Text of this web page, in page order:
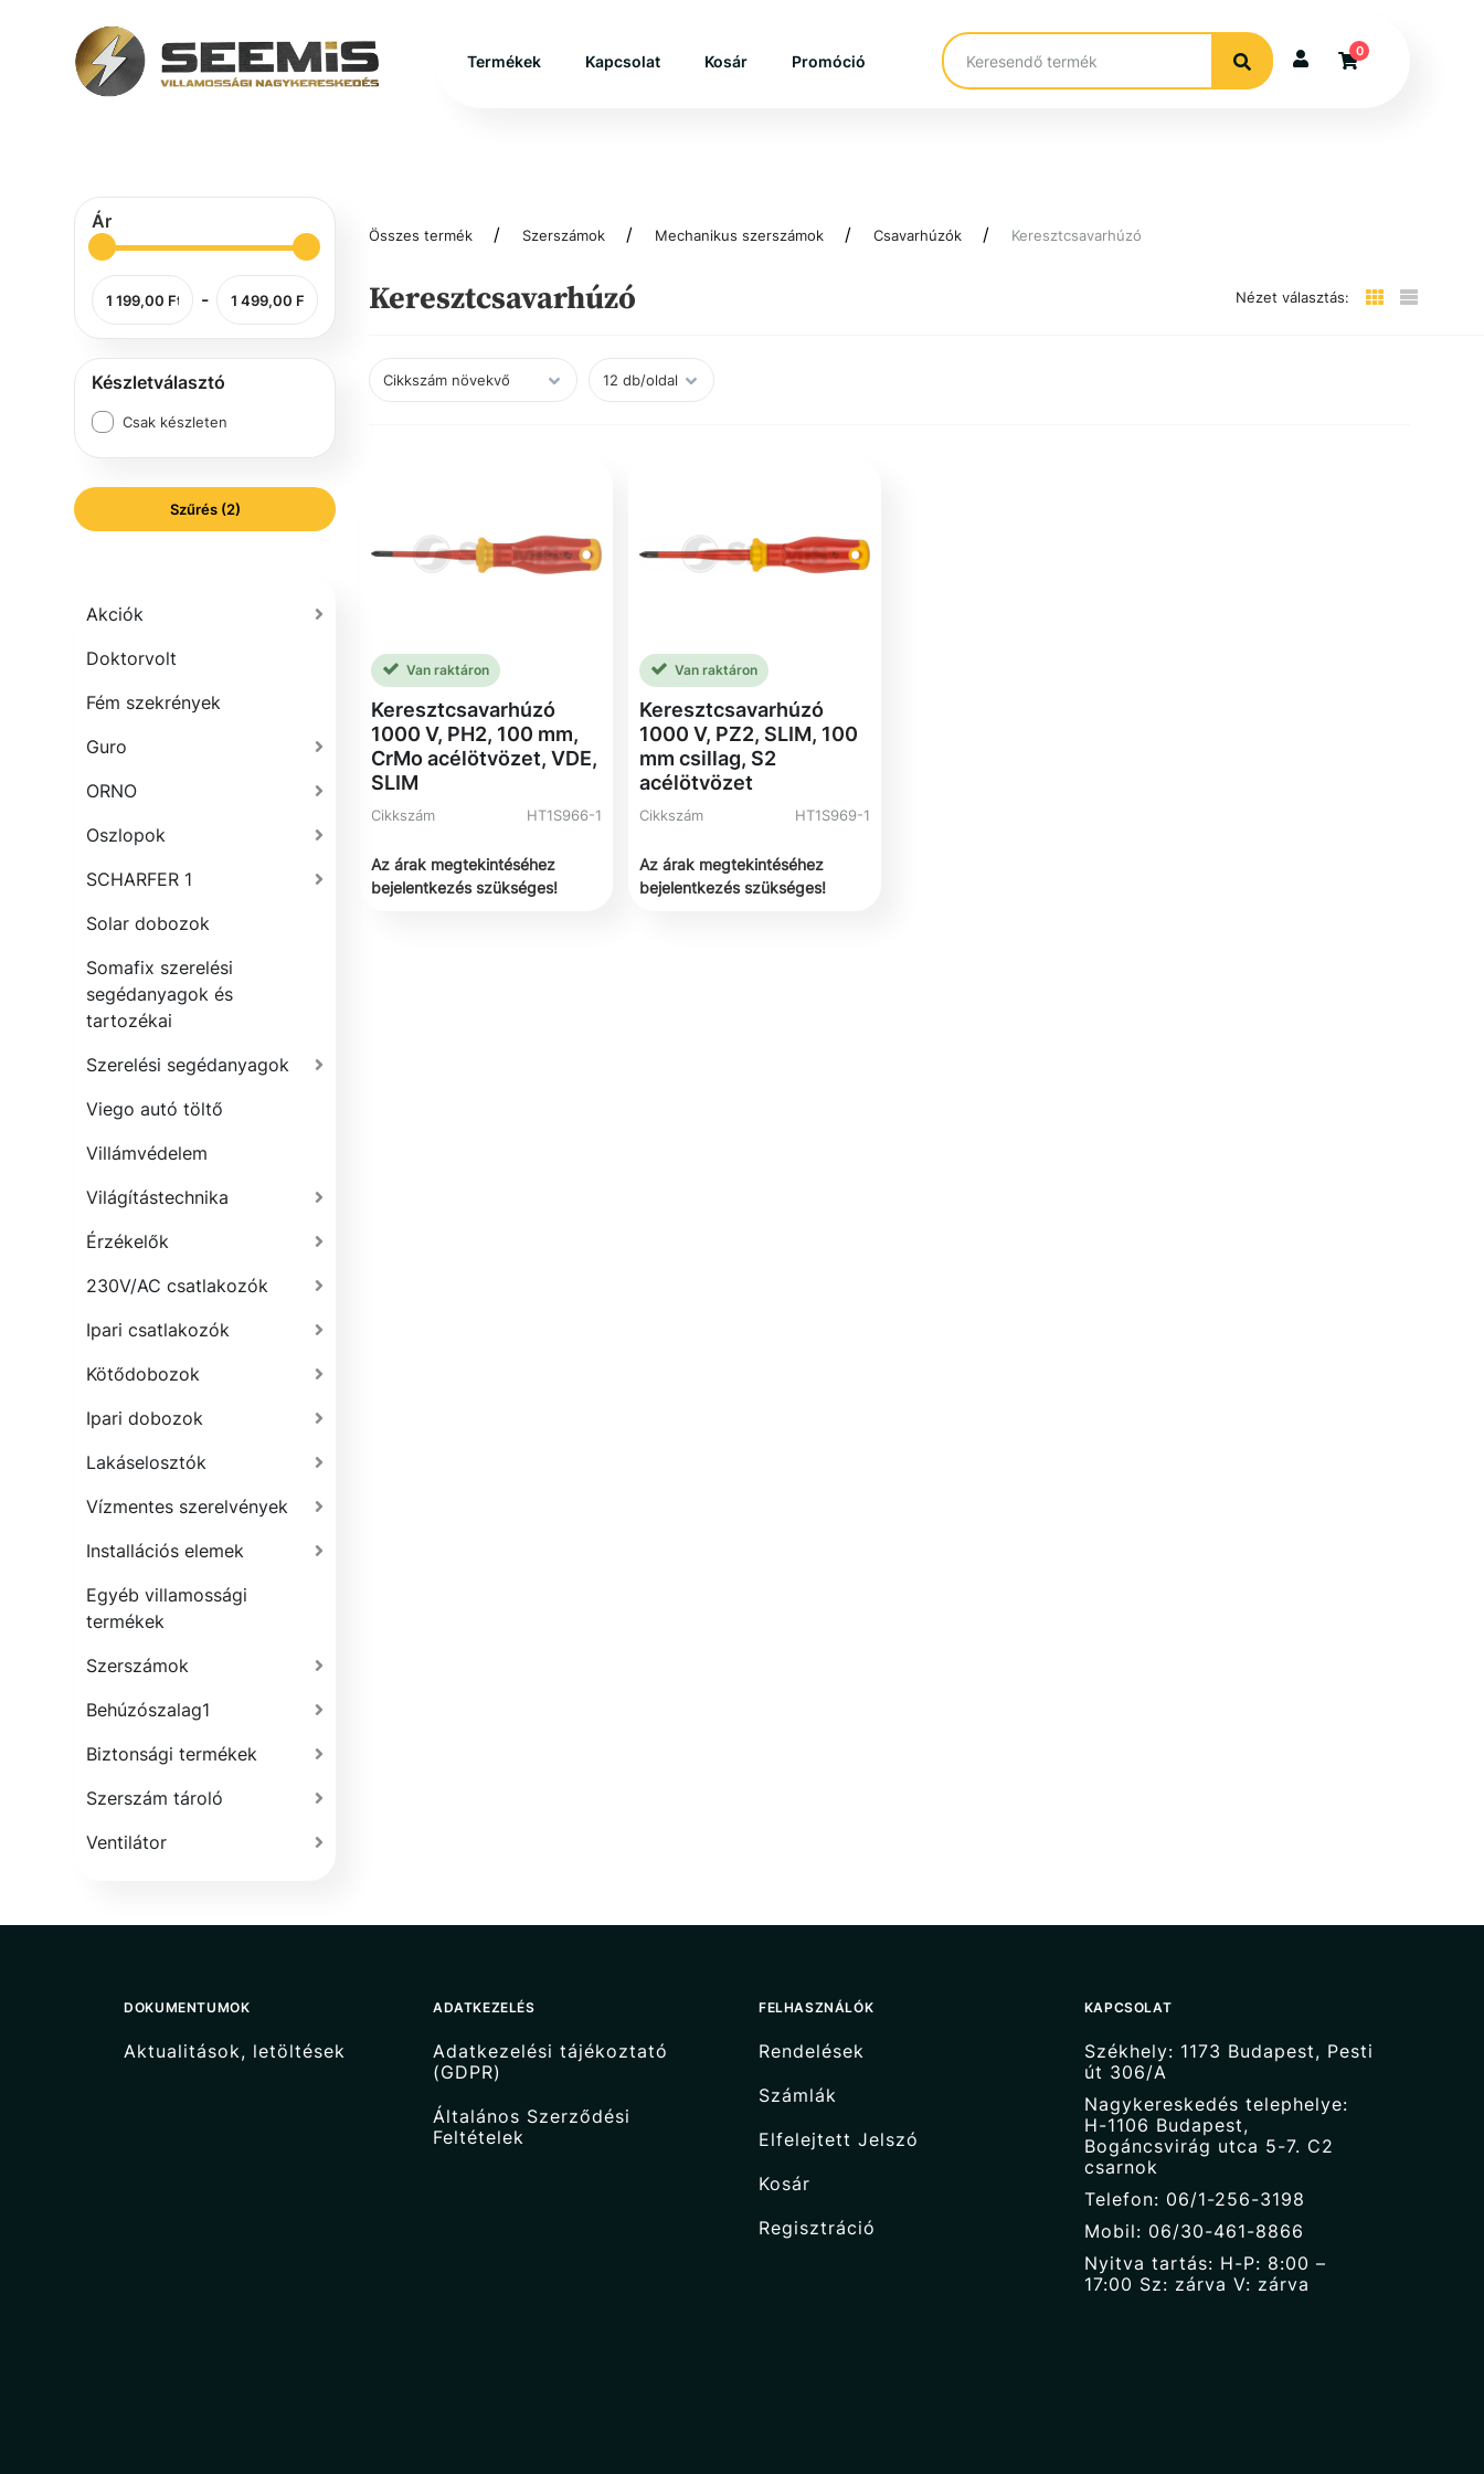
Termékek Kapcsolat Kosár Promóció
0
Ár
-
Készletválasztó
Csak készleten
Szűrés (2)
Akciók
Doktorvolt
Fém szekrények
Guro
ORNO
Oszlopok
SCHARFER 1
Solar dobozok
Somafix szerelési
segédanyagok és
tartozékai
Szerelési segédanyagok
Viego autó töltő
Villámvédelem
Világítástechnika
Érzékelők
230V/AC csatlakozók
Ipari csatlakozók
Kötődobozok
Ipari dobozok
Lakáselosztók
Vízmentes szerelvények
Installációs elemek
Egyéb villamossági
termékek
Szerszámok
Behúzószalag1
Biztonsági termékek
Szerszám tároló
Ventilátor
Összes termék Szerszámok Mechanikus szerszámok Csavarhúzók Keresztcsavarhúzó
Keresztcsavarhúzó Nézet választás:
Van raktáron
Keresztcsavarhúzó
1000 V, PH2, 100 mm,
CrMo acélötvözet, VDE,
SLIM
Cikkszám HT1S966-1
Az árak megtekintéséhez
bejelentkezés szükséges!
Van raktáron
Keresztcsavarhúzó
1000 V, PZ2, SLIM, 100
mm csillag, S2
acélötvözet
Cikkszám HT1S969-1
Az árak megtekintéséhez
bejelentkezés szükséges!
DOKUMENTUMOK
Aktualitások, letöltések
ADATKEZELÉS
Adatkezelési tájékoztató
(GDPR)
Általános Szerződési
Feltételek
FELHASZNÁLÓK
Rendelések
Számlák
Elfelejtett Jelszó
Kosár
Regisztráció
KAPCSOLAT
Székhely: 1173 Budapest, Pesti
út 306/A
Nagykereskedés telephelye:
H-1106 Budapest,
Bogáncsvirág utca 5-7. C2
csarnok
Telefon: 06/1-256-3198
Mobil: 06/30-461-8866
Nyitva tartás: H-P: 8:00 –
17:00 Sz: zárva V: zárva